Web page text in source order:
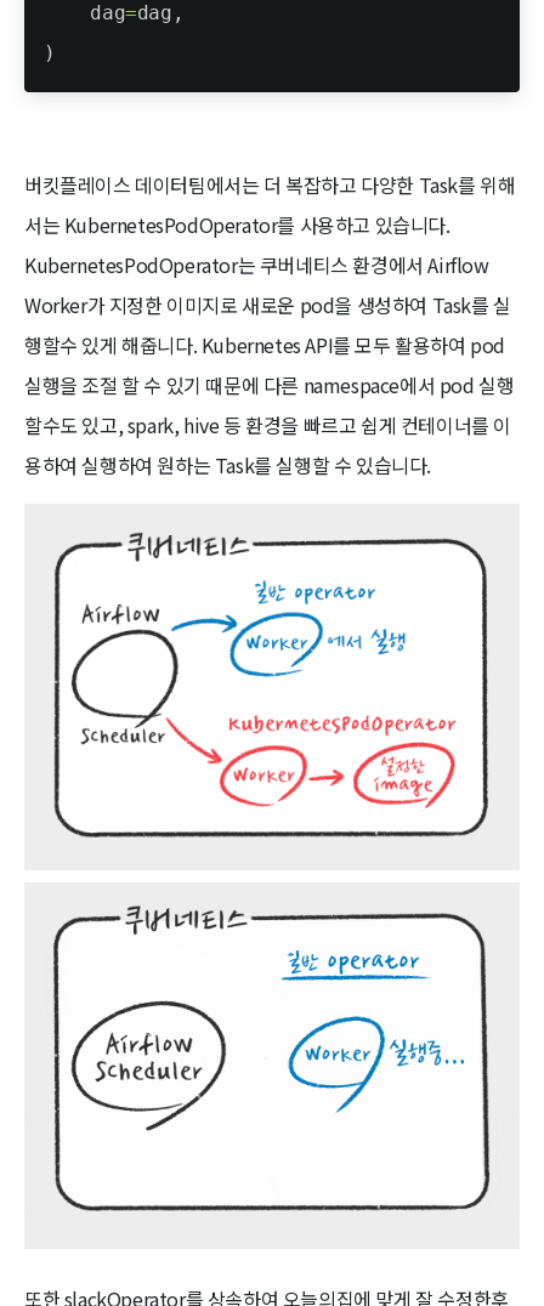
버킷플레이스 데이터팀에서는 더 복잡하고 다양한 Task를 위해
서는 KubernetesPodOperator를 사용하고 있습니다.
KubernetesPodOperator는 쿠버네티스 환경에서 Airflow
Worker가 지정한 이미지로 새로운 pod을 생성하여 Task를 실
행할수 있게 해줍니다. Kubernetes API를 모두 활용하여 pod
실행을 조절 할 수 있기 때문에 다른 namespace에서 pod 실행
할수도 있고, spark, hive 등 환경을 빠르고 쉽게 컨테이너를 이
용하여 실행하여 원하는 Task를 실행할 수 있습니다.
또한 slackOperator를 상속하여 오늘의집에 맞게 잘 수정한후